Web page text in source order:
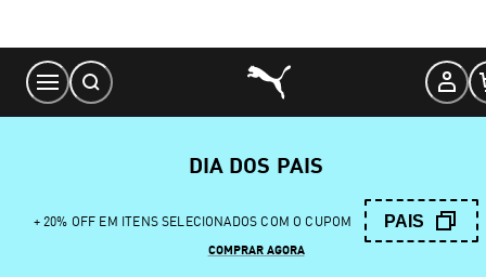
Content
DIA DOS PAIS
+ 20% OFF EM ITENS SELECIONADOS COM O CUPOM PAIS
COMPRAR AGORA